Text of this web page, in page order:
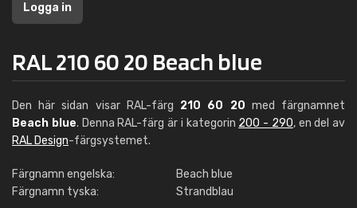
Logga in
RAL 210 60 20 Beach blue
Den här sidan visar RAL-färg 210 60 20 med färgnamnet
Beach blue. Denna RAL-färg är i kategorin 200 - 290, en del av
RAL Design-färgsystemet.
Färgnamn engelska:
Beach blue
Färgnamn tyska:
Strandblau